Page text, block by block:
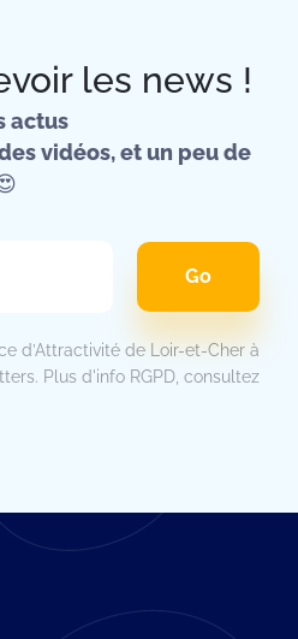
les news !
actus
vidéos, et un peu de
d’Attractivité de Loir-et-Cher à
Plus d'info RGPD, consultez